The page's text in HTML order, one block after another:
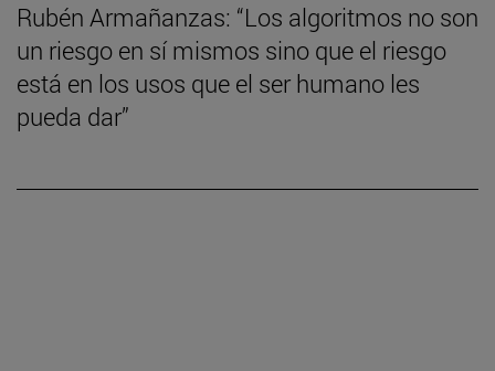
Rubén Armañanzas: “Los algoritmos no son
un riesgo en sí mismos sino que el riesgo
está en los usos que el ser humano les
pueda dar”